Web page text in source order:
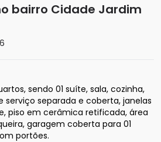
bairro Cidade Jardim
sendo 01 suíte, sala, cozinha,
serviço separada e coberta, janelas
piso em cerâmica retificada, área
garagem coberta para 01
portões.